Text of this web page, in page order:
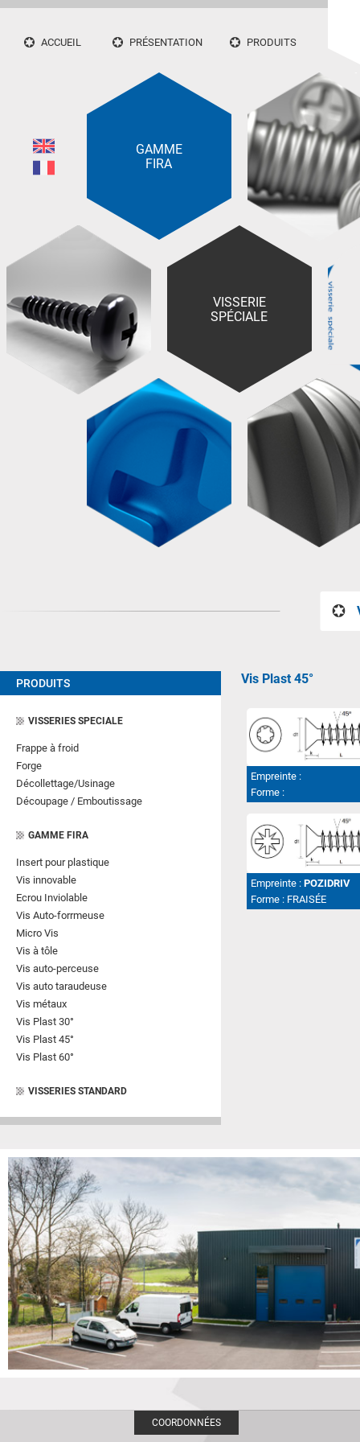
ACCUEIL PRÉSENTATION PRODUITS
GAMME
FIRA
VISSERIE
SPÉCIALE
PRODUITS
VISSERIES SPECIALE
Frappe à froid
Forge
Décollettage/Usinage
Découpage / Emboutissage
GAMME FIRA
Insert pour plastique
Vis innovable
Ecrou Inviolable
Vis Auto-forrmeuse
Micro Vis
Vis à tôle
Vis auto-perceuse
Vis auto taraudeuse
Vis métaux
Vis Plast 30°
Vis Plast 45°
Vis Plast 60°
VISSERIES STANDARD
Vis Plast 45°
Empreinte :
Forme :
Empreinte : POZIDRIV
Forme : FRAISÉE
COORDONNÉES